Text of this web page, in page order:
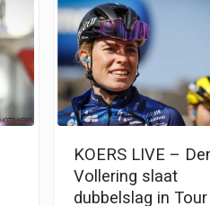
KOERS LIVE –
Vollering slaat
dubbelslag in Tour